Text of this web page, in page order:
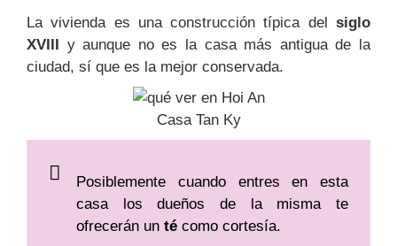
La vivienda es una construcción típica del siglo
XVIII
y aunque no es la casa más antigua de la
ciudad, sí que es la mejor conservada.
Casa Tan Ky
Posiblemente cuando entres en esta
casa los dueños de la misma te
ofrecerán un té como cortesía.